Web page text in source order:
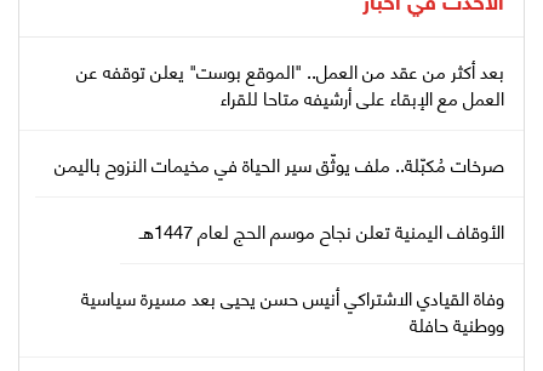
بعد أكثر من عقد من العمل.. "الموقع بوست" يعلن توقفه عن
العمل مع الإبقاء على أرشيفه متاحا للقراء
صرخات مُكبّلة.. ملف يوثّق سير الحياة في مخيمات النزوح باليمن
الأوقاف اليمنية تعلن نجاح موسم الحج لعام 1447هـ
وفاة القيادي الاشتراكي أنيس حسن يحيى بعد مسيرة سياسية
ووطنية حافلة